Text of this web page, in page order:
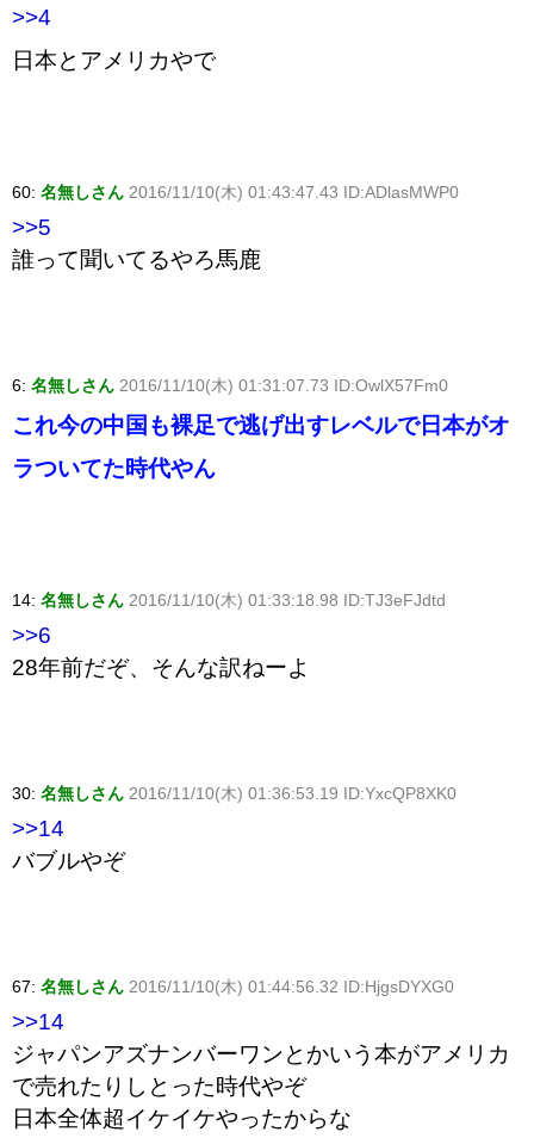
>>4
日本とアメリカやで
60: 名無しさん 2016/11/10(木) 01:43:47.43 ID:ADlasMWP0
>>5
誰って聞いてるやろ馬鹿
6: 名無しさん 2016/11/10(木) 01:31:07.73 ID:OwlX57Fm0
これ今の中国も裸足で逃げ出すレベルで日本がオ
ラついてた時代やん
14: 名無しさん 2016/11/10(木) 01:33:18.98 ID:TJ3eFJdtd
>>6
28年前だぞ、そんな訳ねーよ
30: 名無しさん 2016/11/10(木) 01:36:53.19 ID:YxcQP8XK0
>>14
バブルやぞ
67: 名無しさん 2016/11/10(木) 01:44:56.32 ID:HjgsDYXG0
>>14
ジャパンアズナンバーワンとかいう本がアメリカ
で売れたりしとった時代やぞ
日本全体超イケイケやったからな